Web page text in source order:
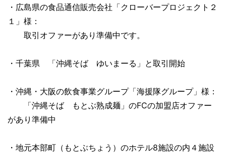
・広島県の食品通信販売会社「クローバープロジェクト２
１」様：
取引オファーがあり準備中です。
・千葉県 「沖縄そば ゆいまーる」と取引開始
・沖縄・大阪の飲食事業グループ「海援隊グループ」様：
「沖縄そば もとぶ熟成麺」のFCの加盟店オファー
があり準備中
・地元本部町（もとぶちょう）のホテル8施設の内４施設